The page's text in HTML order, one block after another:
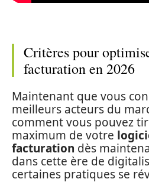
Critères pour
facturation en 2026
Maintenant que vous
meilleurs acteurs du
comment vous pouvez
maximum de votre
facturation dès
dans cette ère de
certaines pratiques se